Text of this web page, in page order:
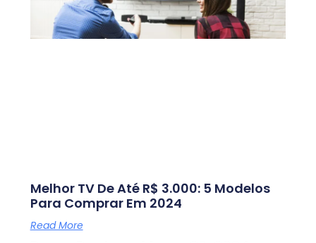
Melhor TV De Até R$ 3.000: 5 Modelos
Para Comprar Em 2024
Read More